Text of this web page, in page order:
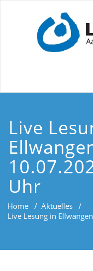
Live
Uhr
Home / Aktuelles /
Live Lesung in